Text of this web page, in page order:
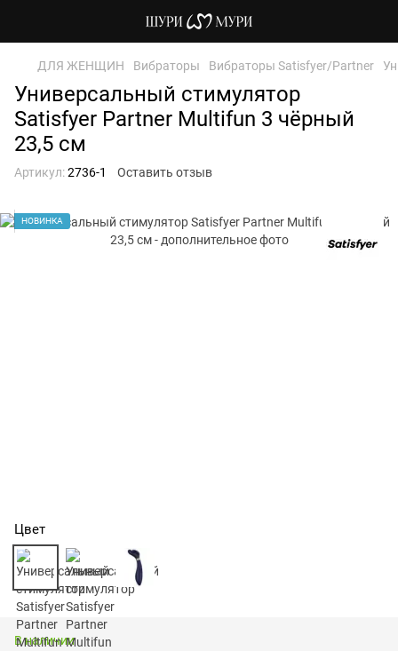
ДЛЯ ЖЕНЩИН Вибраторы Вибраторы Satisfyer/Partner
Универсальный стимулятор
Satisfyer Partner Multifun 3 чёрный
23,5 см
Артикул:2736-1 Оставить отзыв
НОВИНКА
Цвет
В наличии